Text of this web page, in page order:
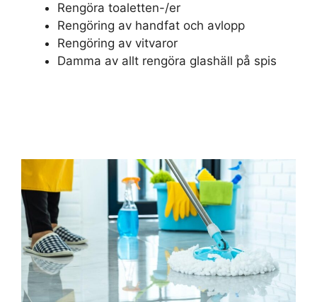
Rengöra toaletten-/er
Rengöring av handfat och avlopp
Rengöring av vitvaror
Damma av allt rengöra glashäll på spis